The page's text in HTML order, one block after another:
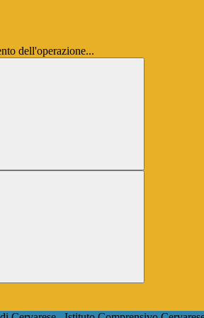
dell'operazione...